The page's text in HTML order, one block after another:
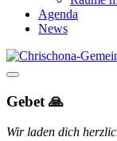
Agenda
News
Gebet 🙏
Wir laden dich